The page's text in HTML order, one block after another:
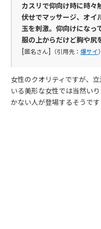
カスリで仰向け時に時々
伏せでマッサージ、オイ
玉を刺激。仰向けになっ
服の上からだけど胸や尻
[匿名さん]（引用先：爆サイ）
女性のクオリティですが、
いる美形な女性では当然い
かない人が登場するそうです